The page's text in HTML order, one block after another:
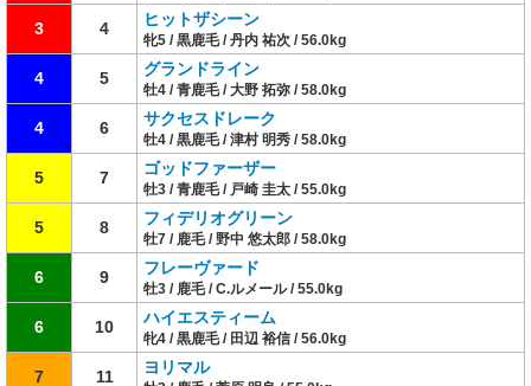
3 4 ヒットザシーン
牝5 / 黒鹿毛 / 丹内 祐次 / 56.0kg
4 5 グランドライン
牡4 / 青鹿毛 / 大野 拓弥 / 58.0kg
4 6 サクセスドレーク
牡4 / 黒鹿毛 / 津村 明秀 / 58.0kg
5 7 ゴッドファーザー
牡3 / 青鹿毛 / 戸崎 圭太 / 55.0kg
5 8 フィデリオグリーン
牡7 / 鹿毛 / 野中 悠太郎 / 58.0kg
6 9 フレーヴァード
牡3 / 鹿毛 / C.ルメール / 55.0kg
6 10 ハイエスティーム
牝4 / 黒鹿毛 / 田辺 裕信 / 56.0kg
7 11 ヨリマル